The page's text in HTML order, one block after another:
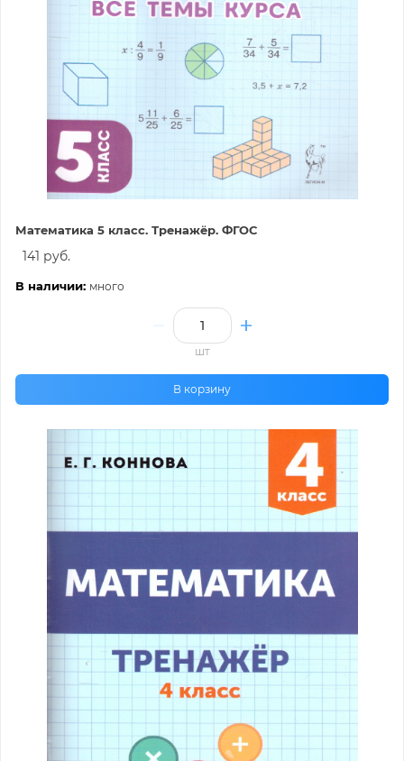
Математика 5 класс. Тренажёр. ФГОС
141 руб.
В наличии: много
шт
В корзину